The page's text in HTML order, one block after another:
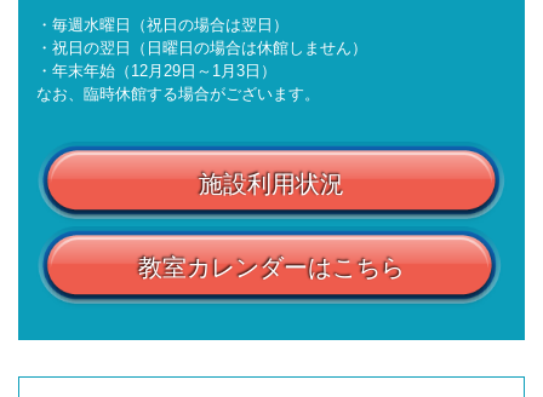
・毎週水曜日（祝日の場合は翌日）
・祝日の翌日（日曜日の場合は休館しません）
・年末年始（12月29日～1月3日）
なお、臨時休館する場合がございます。
施設利用状況
教室カレンダーはこちら